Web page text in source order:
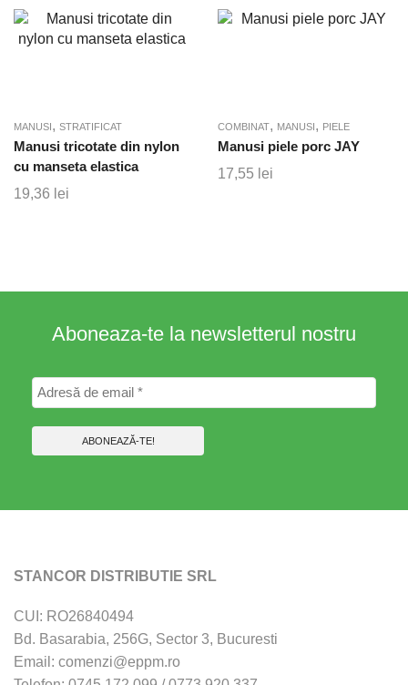
MANUSI, STRATIFICAT
Manusi tricotate din nylon
cu manseta elastica
19,36 lei
COMBINAT, MANUSI, PIELE
Manusi piele porc JAY
17,55 lei
Aboneaza-te la newsletterul nostru
STANCOR DISTRIBUTIE SRL
CUI: RO26840494
Bd. Basarabia, 256G, Sector 3, Bucuresti
Email: comenzi@eppm.ro